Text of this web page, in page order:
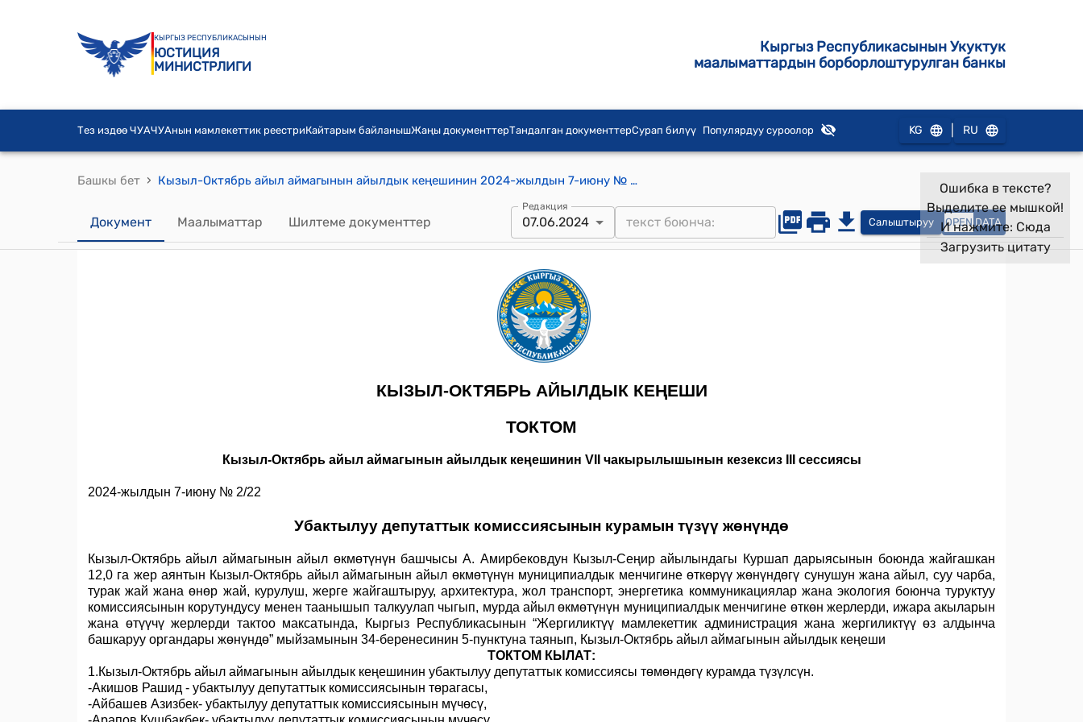
КЫРГЫЗ РЕСПУБЛИКАСЫНЫН
ЮСТИЦИЯ
МИНИСТРЛИГИ
Кыргыз Республикасынын Укуктук
маалыматтардын борборлоштурулган банкы
Тез издөө ЧУАЧУАнын мамлекеттик реестриКайтарым байланышЖаңы документтерТандалган документтерСурап билүү Популярдуу суроолор KG RU
Башкы бет › Кызыл-Октябрь айыл аймагынын айылдык кеңешинин 2024-жылдын 7-июну № 2/22 Убактылуу депутаттык комиссиясынын курамын түзүү жөнүндө токтому
Документ Маалыматтар Шилтеме документтер
Редакция
07.06.2024 Салыштыруу OPEN DATA
Ошибка в тексте?
Выделите ее мышкой!
И нажмите: Сюда
Загрузить цитату